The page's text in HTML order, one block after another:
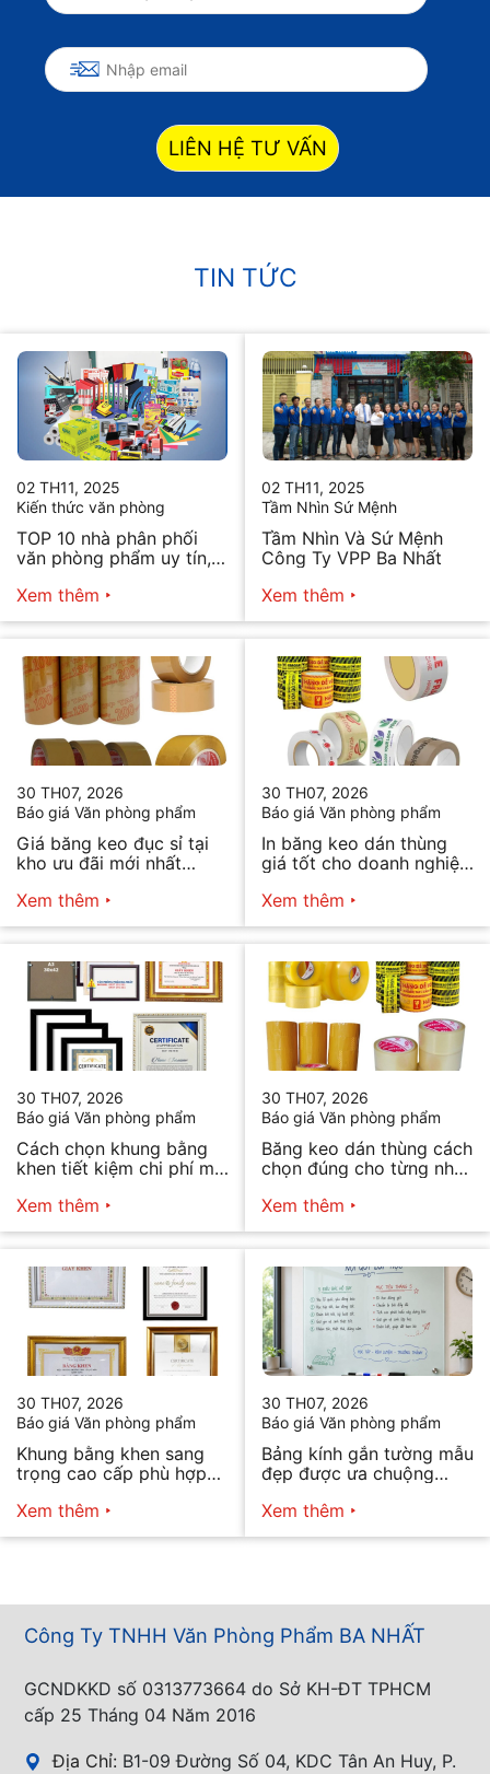
LIÊN HỆ TƯ VẤN
TIN TỨC
02 TH11, 2025
Kiến thức văn phòng
TOP 10 nhà phân phối
văn phòng phẩm uy tín,
Xem thêm
02 TH11, 2025
Tầm Nhìn Sứ Mệnh
Tầm Nhìn Và Sứ Mệnh
Công Ty VPP Ba Nhất
Xem thêm
30 TH07, 2026
Báo giá Văn phòng phẩm
Giá băng keo đục sỉ tại
kho ưu đãi mới nhất
Xem thêm
30 TH07, 2026
Báo giá Văn phòng phẩm
In băng keo dán thùng
giá tốt cho doanh nghiệp
Xem thêm
30 TH07, 2026
Báo giá Văn phòng phẩm
Cách chọn khung bằng
khen tiết kiệm chi phí mà
Xem thêm
30 TH07, 2026
Báo giá Văn phòng phẩm
Băng keo dán thùng cách
chọn đúng cho từng nhu
Xem thêm
30 TH07, 2026
Báo giá Văn phòng phẩm
Khung bằng khen sang
trọng cao cấp phù hợp
Xem thêm
30 TH07, 2026
Báo giá Văn phòng phẩm
Bảng kính gắn tường mẫu
đẹp được ưa chuộng
Xem thêm
Công Ty TNHH Văn Phòng Phẩm BA NHẤT
GCNDKKD số 0313773664 do Sở KH-ĐT TPHCM
cấp 25 Tháng 04 Năm 2016
Địa Chỉ: B1-09 Đường Số 04, KDC Tân An Huy, P.